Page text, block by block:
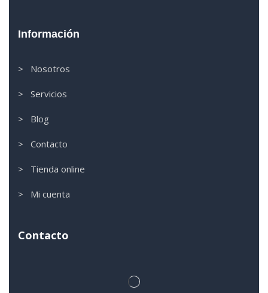
Información
> Nosotros
> Servicios
> Blog
> Contacto
> Tienda online
> Mi cuenta
Contacto